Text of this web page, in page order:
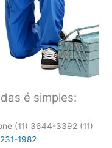
é simples:
(11) 3644-3392 (11)
1982